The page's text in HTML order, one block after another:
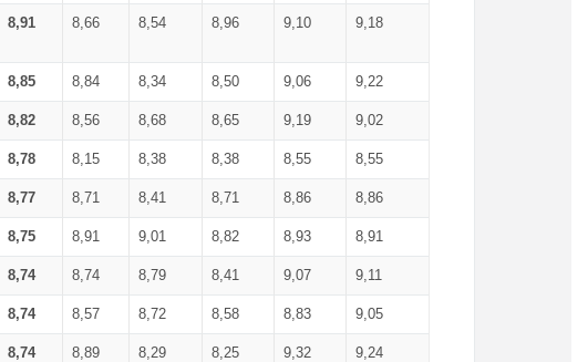
8,91 8,66 8,54 8,96 9,10 9,18
8,85 8,84 8,34 8,50 9,06 9,22
8,82 8,56 8,68 8,65 9,19 9,02
8,78 8,15 8,38 8,38 8,55 8,55
8,77 8,71 8,41 8,71 8,86 8,86
8,75 8,91 9,01 8,82 8,93 8,91
8,74 8,74 8,79 8,41 9,07 9,11
8,74 8,57 8,72 8,58 8,83 9,05
8,74 8,89 8,29 8,25 9,32 9,24